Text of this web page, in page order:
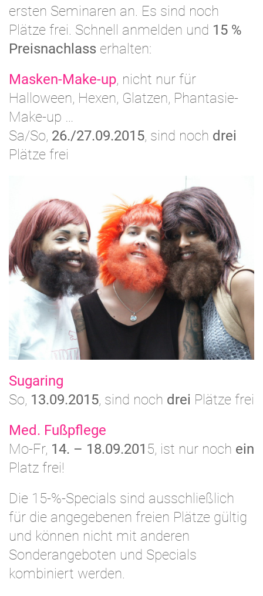
ersten Seminaren an. Es sind noch
Plätze frei. Schnell anmelden und 15 %
Preisnachlass erhalten:
Masken-Make-up, nicht nur für
Halloween, Hexen, Glatzen, Phantasie-
Make-up …
Sa/So, 26./27.09.2015, sind noch drei
Plätze frei
Sugaring
So, 13.09.2015, sind noch drei Plätze frei
Med. Fußpflege
Mo-Fr, 14. – 18.09.201 5, ist nur noch ein
Platz frei!
Die 15-%-Specials sind ausschließlich
für die angegebenen freien Plätze gültig
und können nicht mit anderen
Sonderangeboten und Specials
kombiniert werden.